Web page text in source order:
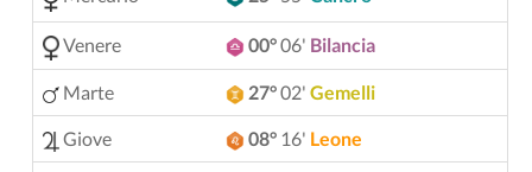
Venere 00°06' Bilancia
Marte 27°02' Gemelli
Giove 08° 16' Leone